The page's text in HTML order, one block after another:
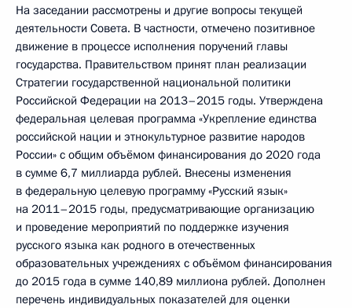
На заседании рассмотрены и другие вопросы текущей
деятельности Совета. В частности, отмечено позитивное
движение в процессе исполнения поручений главы
государства. Правительством принят план реализации
Стратегии государственной национальной политики
Российской Федерации на 2013–2015 годы. Утверждена
федеральная целевая программа «Укрепление единства
российской нации и этнокультурное развитие народов
России» с общим объёмом финансирования до 2020 года
в сумме 6,7 миллиарда рублей. Внесены изменения
в федеральную целевую программу «Русский язык»
на 2011–2015 годы, предусматривающие организацию
и проведение мероприятий по поддержке изучения
русского языка как родного в отечественных
образовательных учреждениях с объёмом финансирования
до 2015 года в сумме 140,89 миллиона рублей. Дополнен
перечень индивидуальных показателей для оценки